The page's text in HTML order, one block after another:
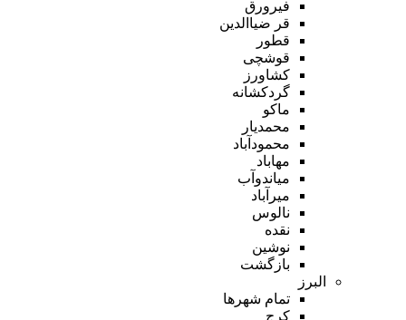
فیرورق
قر ضیاالدین
قطور
قوشچی
کشاورز
گردکشانه
ماکو
محمدیار
محمودآباد
مهاباد
میاندوآب
میرآباد
نالوس
نقده
نوشین
بازگشت
البرز
تمام شهر‌ها
کرج